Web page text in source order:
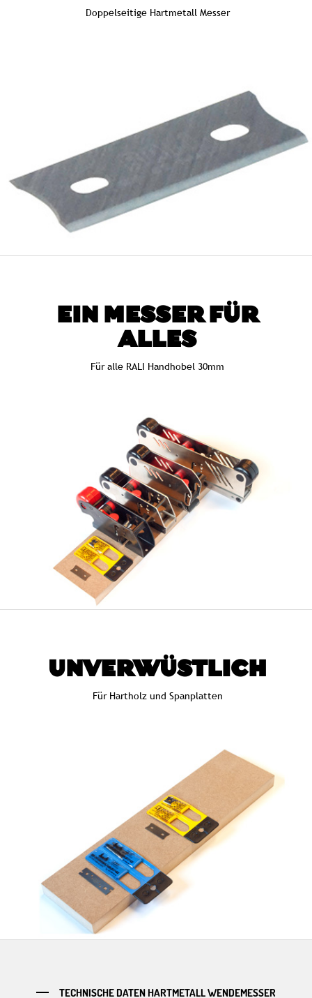
Doppelseitige Hartmetall Messer
EIN MESSER FÜR
ALLES
Für alle RALI Handhobel 30mm
UNVERWÜSTLICH
Für Hartholz und Spanplatten
TECHNISCHE DATEN HARTMETALL WENDEMESSER